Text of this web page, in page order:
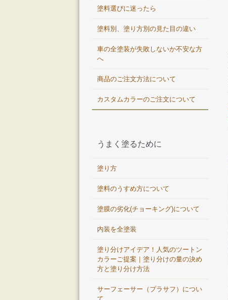
塗料選びに迷ったら
塗料別、塗り方別の見た目の違い
車の全塗装が失敗しないか不安な方
へ
商品のご注文方法について
カスタムカラーのご注文について
うまく塗るために
塗り方
塗料のうすめ方について
塗膜の劣化(チョーキング)について
内装を全塗装
塗り分けアイデア！人気のツートン
カラーご提案｜塗り分けの量の決め
方と塗り分け方法
サーフェーサー（プラサフ）につい